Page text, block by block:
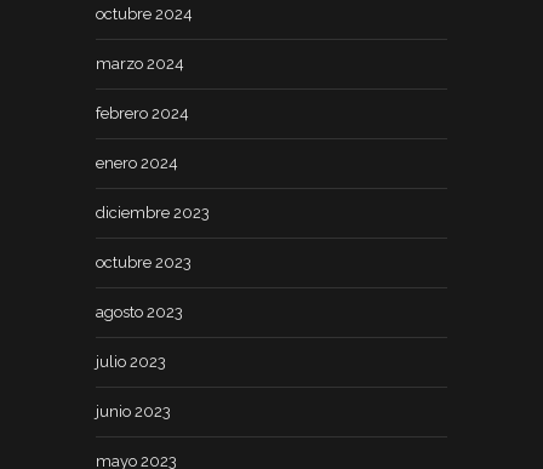
octubre 2024
marzo 2024
febrero 2024
enero 2024
diciembre 2023
octubre 2023
agosto 2023
julio 2023
junio 2023
mayo 2023